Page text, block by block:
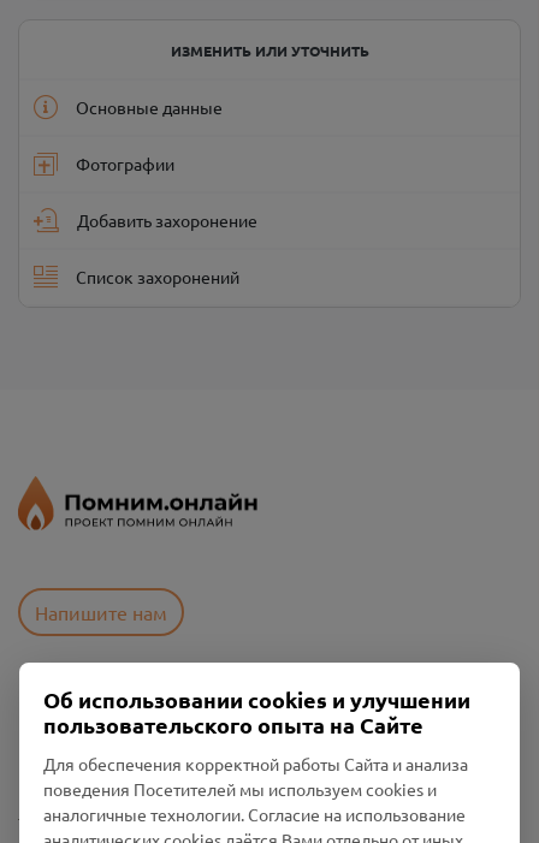
ИЗМЕНИТЬ ИЛИ УТОЧНИТЬ
Основные данные
Фотографии
Добавить захоронение
Список захоронений
Напишите нам
Пользовательское соглашение
Политика конфиденциальности
Промо-материалы
Настройки cookies
Об использовании cookies и улучшении
пользовательского опыта на Сайте
Для обеспечения корректной работы Сайта и анализа
поведения Посетителей мы используем cookies и
аналогичные технологии. Согласие на использование